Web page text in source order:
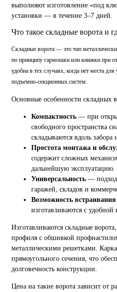
выполняют изготовление «под
установки — в течение 3–7 дней.
Что такое складные ворота и
Складные ворота — это тип
по принципу гармошки или книжки при
удобна в тех случаях, когда нет места
подъемно-секционных систем.
Основные особенности складных
Компактность — при
свободного пространства
складываются вдоль забора
Простота монтажа и
содержит сложных
дальнейшую эксплуатацию.
Универсальность —
гаражей, складов и
Возможность
изготавливаются с удобной
Изготавливаются складные
профиля с обшивкой
металлическими решетками.
прямоугольного сечения, что
долговечность конструкции.
Цена на такие ворота зависит от